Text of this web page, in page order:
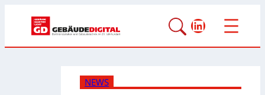
LinkedIn
NEWS